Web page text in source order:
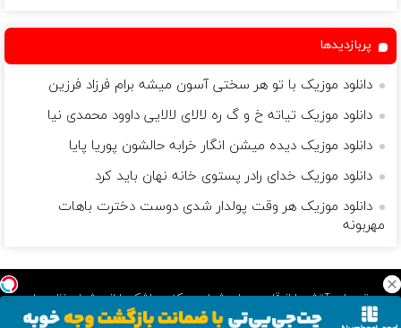
پربازدیدها
دانلود موزیک با تو هر سختی آسون میشه برام فرزاد فرزین
دانلود موزیک تیاته خ و گ ره لالای لالایی داوود محمدی نیا
دانلود موزیک دیده میشن انگار خرابه حالشون پوریا پایا
دانلود موزیک خدای رادر پستوی خانه نهان باید کرد
دانلود موزیک هر وقت پولدار شدی دوست دخترت باهات
مهربونه
موسیقی باید آتش را از قلب مردان شعله ور کند و اشک را از چشمان زنان جاری
سازد